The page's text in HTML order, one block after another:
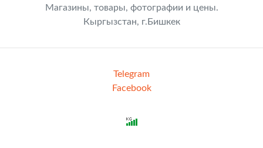
Магазины, товары, фотографии и цены.
Кыргызстан, г.Бишкек
Telegram
Facebook